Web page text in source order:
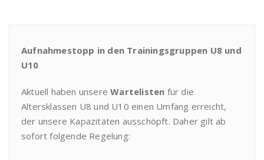
Aufnahmestopp in den Trainingsgruppen U8 und
U10
Aktuell haben unsereWartelisten für die
Altersklassen U8 und U10 einen Umfang erreicht,
der unsere Kapazitäten ausschöpft. Daher gilt ab
sofort folgende Regelung: